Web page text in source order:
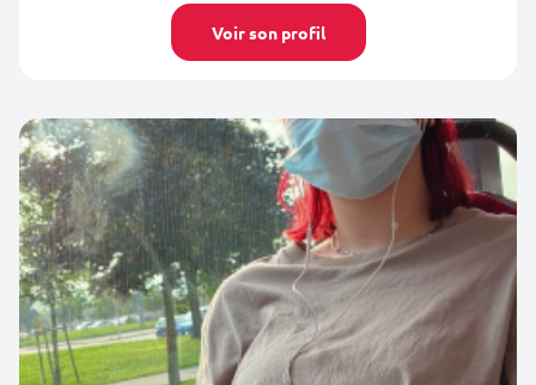
Voir son profil